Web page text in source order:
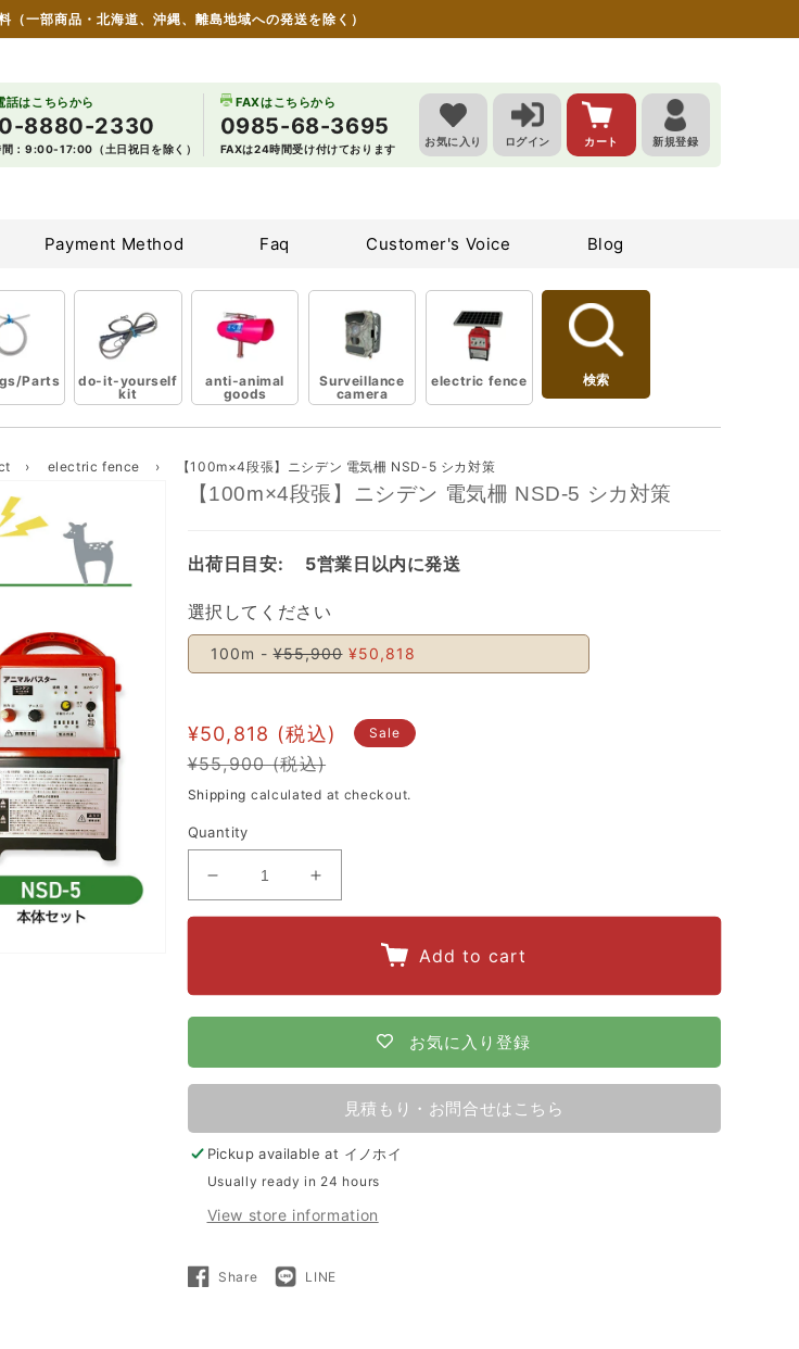
（一部商品・北海道、沖縄、離島地域への発送を除く）
話はこちらから
8880-2330
間：9:00-17:00（土日祝日を除く）
FAXはこちらから
0985-68-3695
FAXは24時間受け付けております
お気に入り ログイン カート 新規登録
Payment Method Faq Customer's Voice Blog
Parts
do-it-yourself
kit
anti-animal
goods
Surveillance
camera
electric fence 検索
› electric fence › 【100m×4段張】ニシデン 電気柵 NSD-5 シカ対策
【100m×4段張】ニシデン 電気柵 NSD-5 シカ対策
出荷日目安: 5営業日以内に発送
選択してください
100m - ¥55,900 ¥50,818
Regular
price
¥55,900
Sale
price
¥50,818 Sale
Shipping calculated at checkout.
Quantity
quantity
ニ
デ
ン
電
気
NSD-
quantity
ニ
デ
ン
電
気
NSD-
Add to cart
お気に入り登録
見積もり・お問合せはこちら
Pickup available at イノホイ
Usually ready in 24 hours
View store information
ShareShare
LINELINE
で